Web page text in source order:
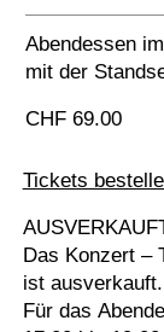
Abendessen
mit der
CHF 69.00
Tickets
Das Konzert –
ist ausverkauft.
Für das